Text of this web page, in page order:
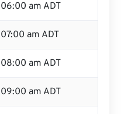
06:00 am ADT
07:00 am ADT
08:00 am ADT
09:00 am ADT